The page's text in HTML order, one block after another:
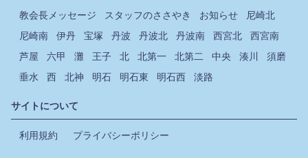
教会長メッセージ
スタッフのささやき お知らせ
尼崎北
尼崎南
伊丹 宝塚 丹波 丹波北 丹波南 西宮北
西宮南
芦屋
六甲 灘 王子 北 北第一 北第二 中央 湊川
須磨
垂水
西 北神 明石 明石東 明石西 淡路
サイトについて
利用規約 プライバシーポリシー